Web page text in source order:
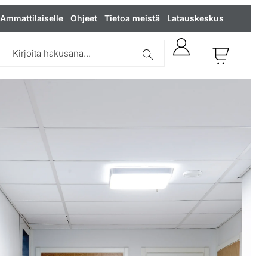
Ammattilaiselle Ohjeet Tietoa meistä Latauskeskus